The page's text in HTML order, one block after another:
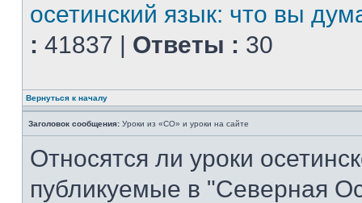
осетинский язык: что вы
: 41837 | Ответы : 30
Вернуться к началу
Заголовок сообщения: Уроки из «СО» и уроки на сайте
Относятся ли уроки
публикуемые в "Северная